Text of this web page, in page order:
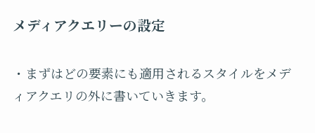
メディアクエリーの設定
・まずはどの要素にも適用されるスタイルをメデ
ィアクエリの外に書いていきます。